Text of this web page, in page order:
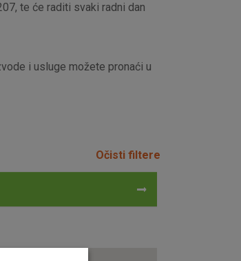
te će raditi svaki radni dan
i usluge možete pronaći u
Očisti filtere